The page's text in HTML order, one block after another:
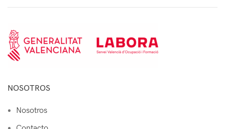
NOSOTROS
Nosotros